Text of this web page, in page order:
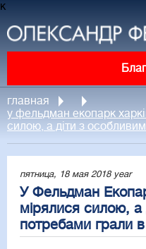
к
главная
у фельдман екопарк
силою, а діти з
пятница, 18 мая 2018 year
У Фельдман
мірялися силою, а
потребами грали